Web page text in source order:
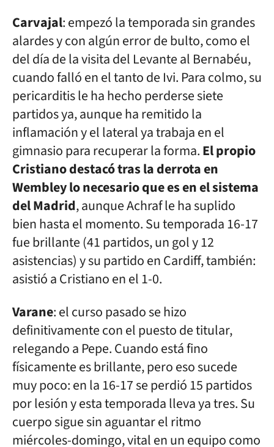
Carvajal: empezó la temporada sin grandes
alardes y con algún error de bulto, como el
del día de la visita del Levante al Bernabéu,
cuando falló en el tanto de Ivi. Para colmo, su
pericarditis le ha hecho perderse siete
partidos ya, aunque ha remitido la
inflamación y el lateral ya trabaja en el
gimnasio para recuperar la forma.El propio
Cristiano destacó tras la derrota en
Wembley lo necesario que es en el sistema
del Madrid, aunque Achraf le ha suplido
bien hasta el momento. Su temporada 16-17
fue brillante (41 partidos, un gol y 12
asistencias) y su partido en Cardiff, también:
asistió a Cristiano en el 1-0.
Varane: el curso pasado se hizo
definitivamente con el puesto de titular,
relegando a Pepe. Cuando está fino
físicamente es brillante, pero eso sucede
muy poco: en la 16-17 se perdió 15 partidos
por lesión y esta temporada lleva ya tres. Su
cuerpo sigue sin aguantar el ritmo
miércoles-domingo, vital en un equipo como